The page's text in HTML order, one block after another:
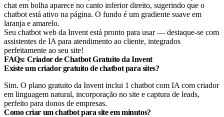
Seu chatbot web da Invent está pronto para usar — destaque-se com
assistentes de IA para atendimento ao cliente, integrados
perfeitamente ao seu site!
FAQs: Criador de Chatbot Gratuito da Invent
Existe um criador gratuito de chatbot para sites?
Sim. O plano gratuito da Invent inclui 1 chatbot com IA com criador
em linguagem natural, incorporação no site e captura de leads,
perfeito para donos de empresas.
Como criar um chatbot para site em minutos?